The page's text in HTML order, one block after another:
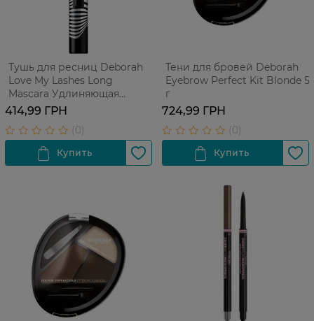
Тушь для ресниц Deborah
Love My Lashes Long
Mascara Удлиняющая
Черная 11 мл
414,99 ГРН
Тени для бровей Deborah
Eyebrow Perfect Kit Blonde 5
г
724,99 ГРН